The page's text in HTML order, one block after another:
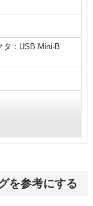
タ：USB Mini-B
を参考にする